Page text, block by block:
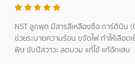
NST ลูกพุด มีสารสีเหลืองชื่อ การ์ดินิน
ช่วยระบายความร้อน ขจัดไฟ ทำให้เลือด
พิษ ขับปัสวาวะ ลดบวม แก้ไข้ แก้อักเสบ